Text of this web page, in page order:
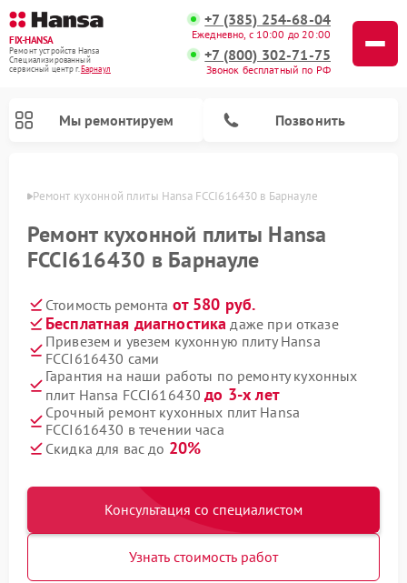
FIX-HANSA
Ремонт устройств Hansa
Специализированный
cервисный центр г.Барнаул
+7 (385) 254-68-04
Ежедневно, с 10:00 до 20:00
+7 (800) 302-71-75
Звонок бесплатный по РФ
Мы ремонтируем Позвонить
Ремонт кухонной плиты Hansa FCCI616430 в Барнауле
Ремонт кухонной плиты Hansa
FCCI616430 в Барнауле
Стоимость ремонта от 580 руб.
Бесплатная диагностика даже при отказе
Привезем и увезем кухонную плиту Hansa
FCCI616430 сами
Гарантия на наши работы по ремонту кухонных
плит Hansa FCCI616430до 3-х лет
Срочный ремонт кухонных плит Hansa
FCCI616430 в течении часа
Скидка для вас до 20%
Консультация со специалистом
Узнать стоимость работ